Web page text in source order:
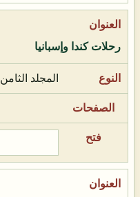
رحلات كندا وإسبانيا
المجلد الثامن